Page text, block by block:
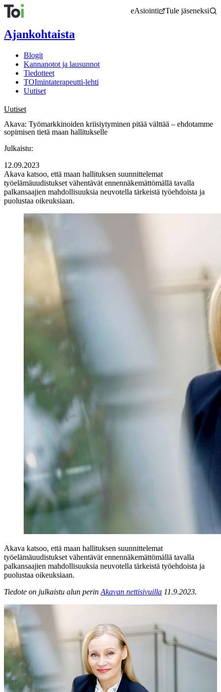
Siirry
sisältöön
eAsiointi Tule jäseneksi
Ajankohtaista
Blogit
Kannanotot ja lausunnot
Tiedotteet
TOImintaterapeutti-lehti
Uutiset
Uutiset
Akava: Työmarkkinoiden kriisiytyminen pitää välttää – ehdotamme
sopimisen tietä maan hallitukselle
Julkaistu:
12.09.2023
Akava katsoo, että maan hallituksen suunnittelemat
työelämäuudistukset vähentävät ennennäkemättömällä tavalla
palkansaajien mahdollisuuksia neuvotella tärkeistä työehdoista ja
puolustaa oikeuksiaan.
Akava katsoo, että maan hallituksen suunnittelemat
työelämäuudistukset vähentävät ennennäkemättömällä tavalla
palkansaajien mahdollisuuksia neuvotella tärkeistä työehdoista ja
puolustaa oikeuksiaan.
Tiedote on julkaistu alun perin Akavan nettisivuilla 11.9.2023.